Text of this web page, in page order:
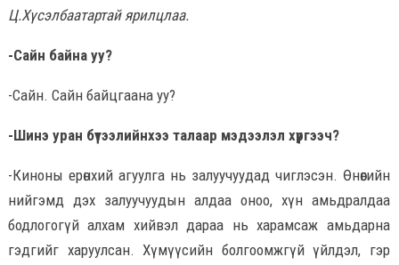
Ц.Хүсэлбаатартай ярилцлаа.
-Сайн байна уу?
-Сайн. Сайн байцгаана уу?
-Шинэ уран бүтээлийнхээ талаар мэдээлэл хүргээч?
-Киноны ерөнхий агуулга нь залуучуудад чиглэсэн. Өнөөгийн
нийгэмд дэх залуучуудын алдаа оноо, хүн амьдралдаа
бодлогогүй алхам хийвэл дараа нь харамсаж амьдарна
гэдгийг харуулсан. Хүмүүсийн болгоомжгүй үйлдэл, гэр